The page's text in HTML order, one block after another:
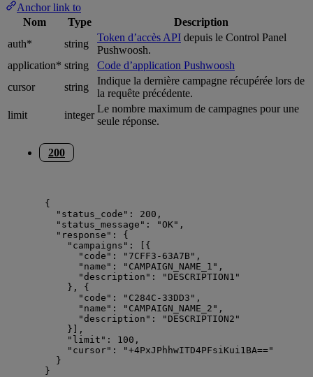
Anchor link to
Nom
Type
Description
auth*
string
Token d’accès API depuis le Control Panel
Pushwoosh.
application* string
Code d’application Pushwoosh
cursor
string
Indique la dernière campagne récupérée lors de
la requête précédente.
limit
integer
Le nombre maximum de campagnes pour une
seule réponse.
200
{
"status_code" : 200 ,
"status_message" : "OK" ,
"response" : {
"campaigns" : [{
"code" : " 7CFF3-63A7B " ,
"name" : " CAMPAIGN_NAME_1 " ,
"description" : " DESCRIPTION1 "
}, {
"code" : " C284C-33DD3 " ,
"name" : " CAMPAIGN_NAME_2 " ,
"description" : " DESCRIPTION2 "
}],
"limit" : 100 ,
"cursor" : "+4PxJPhhwITD4PFsiKui1BA=="
}
}